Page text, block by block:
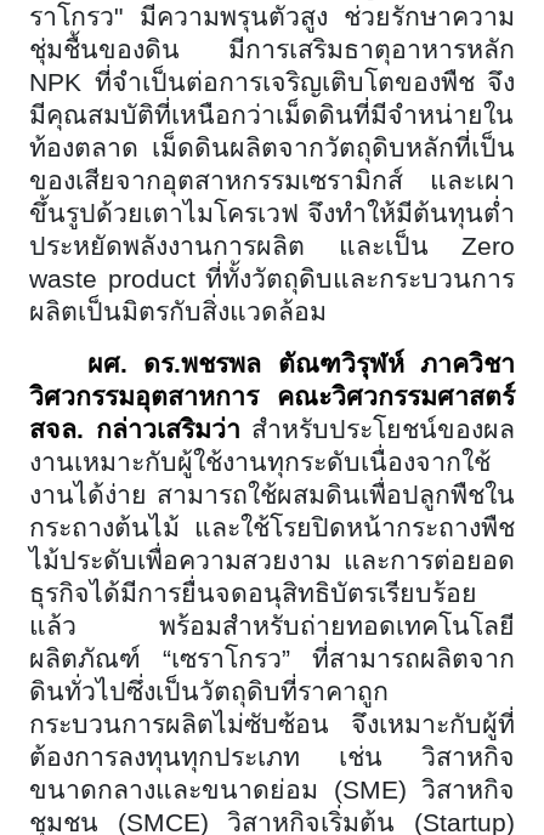
ราโกรว" มีความพรุนตัวสูง ช่วยรักษาความ
ชุ่มชื้นของดิน มีการเสริมธาตุอาหารหลัก
NPK ที่จำเป็นต่อการเจริญเติบโตของพืช จึง
มีคุณสมบัติที่เหนือกว่าเม็ดดินที่มีจำหน่ายใน
ท้องตลาด เม็ดดินผลิตจากวัตถุดิบหลักที่เป็น
ของเสียจากอุตสาหกรรมเซรามิกส์ และเผา
ขึ้นรูปด้วยเตาไมโครเวฟ จึงทำให้มีต้นทุนต่ำ
ประหยัดพลังงานการผลิต และเป็น Zero
waste product ที่ทั้งวัตถุดิบและกระบวนการ
ผลิตเป็นมิตรกับสิ่งแวดล้อม
ผศ. ดร.พชรพล ตัณฑวิรุฬห์ ภาควิชา
วิศวกรรมอุตสาหการ คณะวิศวกรรมศาสตร์
สจล. กล่าวเสริมว่า สำหรับประโยชน์ของผล
งานเหมาะกับผู้ใช้งานทุกระดับเนื่องจากใช้
งานได้ง่าย สามารถใช้ผสมดินเพื่อปลูกพืชใน
กระถางต้นไม้ และใช้โรยปิดหน้ากระถางพืช
ไม้ประดับเพื่อความสวยงาม และการต่อยอด
ธุรกิจได้มีการยื่นจดอนุสิทธิบัตรเรียบร้อย
แล้ว พร้อมสำหรับถ่ายทอดเทคโนโลยี
ผลิตภัณฑ์ “เซราโกรว” ที่สามารถผลิตจาก
ดินทั่วไปซึ่งเป็นวัตถุดิบที่ราคาถูก
กระบวนการผลิตไม่ซับซ้อน จึงเหมาะกับผู้ที่
ต้องการลงทุนทุกประเภท เช่น วิสาหกิจ
ขนาดกลางและขนาดย่อม (SME) วิสาหกิจ
ชุมชน (SMCE) วิสาหกิจเริ่มต้น (Startup)